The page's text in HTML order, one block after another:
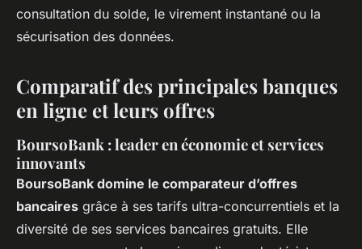
consultation du solde, le virement instantané ou la
sécurisation des données.
Comparatif des principales banques
en ligne et leurs offres
BoursoBank : leader en économie et services
innovants
BoursoBank domine le comparateur d’offres
bancaires grâce à ses tarifs ultra-concurrentiels et la
diversité de ses services bancaires gratuits. Elle